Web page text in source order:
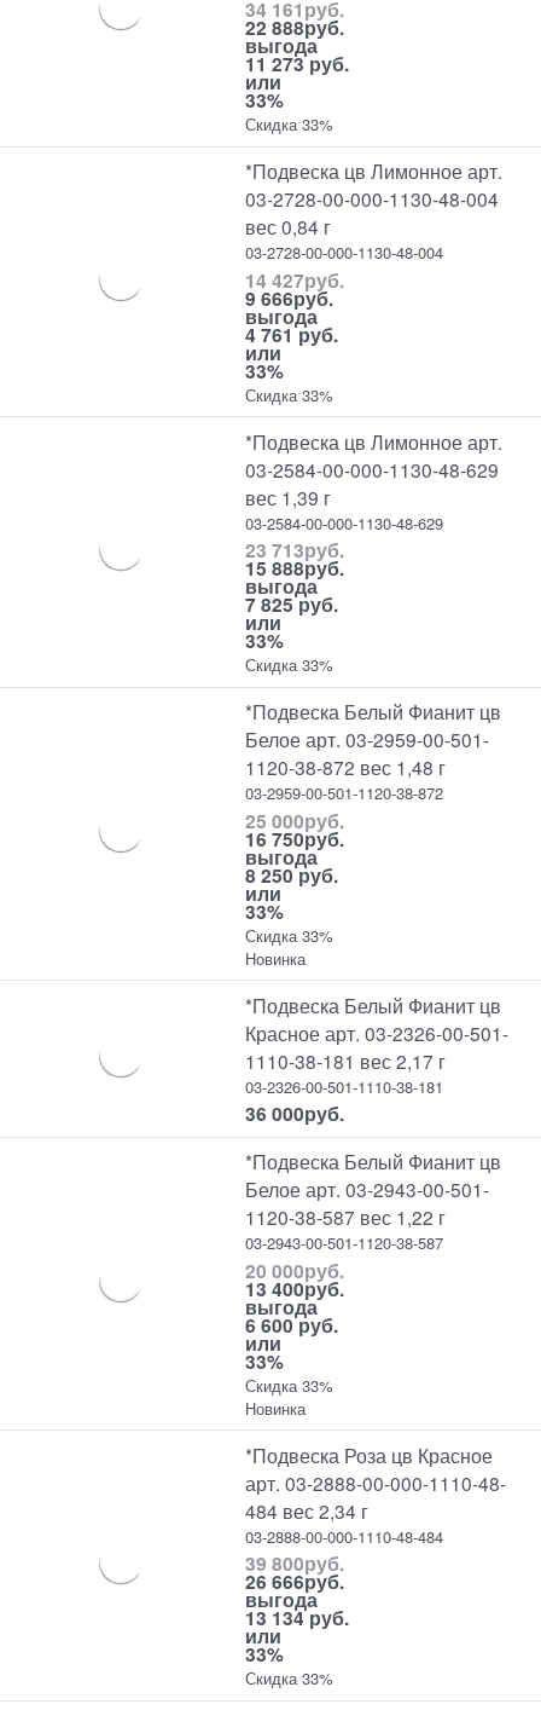
34 161руб.
22 888руб.
выгода
11 273 руб.
или
33%
Скидка 33%
*Подвеска цв Лимонное арт.
03-2728-00-000-1130-48-004
вес 0,84 г
03-2728-00-000-1130-48-004
14 427руб.
9 666руб.
выгода
4 761 руб.
или
33%
Скидка 33%
*Подвеска цв Лимонное арт.
03-2584-00-000-1130-48-629
вес 1,39 г
03-2584-00-000-1130-48-629
23 713руб.
15 888руб.
выгода
7 825 руб.
или
33%
Скидка 33%
*Подвеска Белый Фианит цв
Белое арт. 03-2959-00-501-
1120-38-872 вес 1,48 г
03-2959-00-501-1120-38-872
25 000руб.
16 750руб.
выгода
8 250 руб.
или
33%
Скидка 33%
Новинка
*Подвеска Белый Фианит цв
Красное арт. 03-2326-00-501-
1110-38-181 вес 2,17 г
03-2326-00-501-1110-38-181
36 000руб.
*Подвеска Белый Фианит цв
Белое арт. 03-2943-00-501-
1120-38-587 вес 1,22 г
03-2943-00-501-1120-38-587
20 000руб.
13 400руб.
выгода
6 600 руб.
или
33%
Скидка 33%
Новинка
*Подвеска Роза цв Красное
арт. 03-2888-00-000-1110-48-
484 вес 2,34 г
03-2888-00-000-1110-48-484
39 800руб.
26 666руб.
выгода
13 134 руб.
или
33%
Скидка 33%